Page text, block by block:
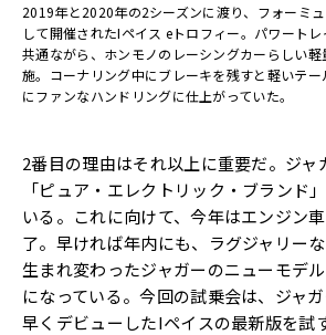
2019年と2020年の2シーズンに渡り、フォーミ
して開催されたIペイス eトロフィー。パワート
共通ながら、ホンモノのレーシングカーらしい
施。コーナリング中にブレーキを残すと軽いテ
にファンなハンドリングに仕上がっていた。
2番目の理由はそれ以上に重要だ。ジャ
「ピュア・エレクトリック・ブランド
いる。これに向けて、今年はエンジン
了。早ければ年内にも、ラグジャリー
生まれ変わったジャガーのニューモデ
になっている。今回の試乗会は、ジャ
早くデビューしたIペイスの最新版を試